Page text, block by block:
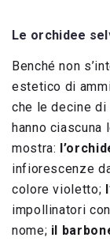
Le orchidee
Benché non
estetico di
che le decine
hanno
mostra:
infiorescenze
colore violetto;
impollinatori
nome; il